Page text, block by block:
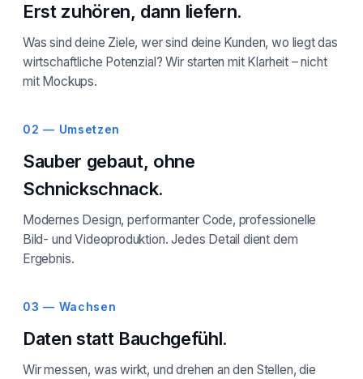
Erst zuhören, dann liefern.
Was sind deine Ziele, wer sind deine Kunden, wo liegt das
wirtschaftliche Potenzial? Wir starten mit Klarheit – nicht
mit Mockups.
02 — Umsetzen
Sauber gebaut, ohne
Schnickschnack.
Modernes Design, performanter Code, professionelle
Bild- und Videoproduktion. Jedes Detail dient dem
Ergebnis.
03 — Wachsen
Daten statt Bauchgefühl.
Wir messen, was wirkt, und drehen an den Stellen, die